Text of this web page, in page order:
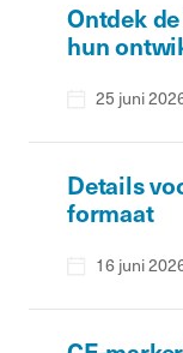
Ontdek
hun
25 juni
Details
formaat
16 juni